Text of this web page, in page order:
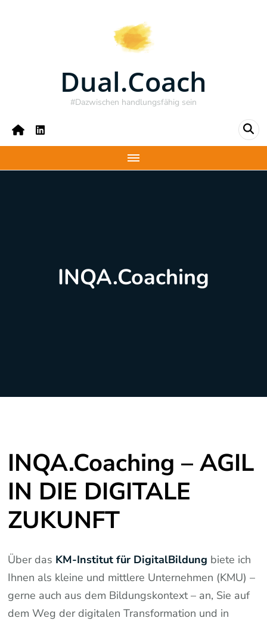
Dual.Coach
#Dazwischen handlungsfähig sein
INQA.Coaching
INQA.Coaching – AGIL
IN DIE DIGITALE
ZUKUNFT
Über das KM-Institut für DigitalBildung biete ich
Ihnen als kleine und mittlere Unternehmen (KMU) –
gerne auch aus dem Bildungskontext – an, Sie auf
dem Weg der digitalen Transformation und in